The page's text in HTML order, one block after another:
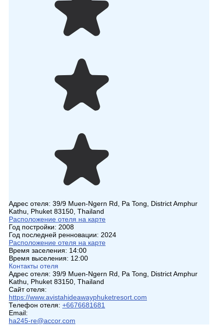
Адрес отеля: 39/9 Muen-Ngern Rd, Pa Tong, District Amphur
Kathu, Phuket 83150, Thailand
Расположение отеля на карте
Год постройки: 2008
Год последней ренновации: 2024
Расположение отеля на карте
Время заселения: 14:00
Время выселения: 12:00
Контакты отеля
Адрес отеля: 39/9 Muen-Ngern Rd, Pa Tong, District Amphur
Kathu, Phuket 83150, Thailand
Сайт отеля:
https://www.avistahideawayphuketresort.com
Телефон отеля: +6676681681
Email:
ha245-re@accor.com